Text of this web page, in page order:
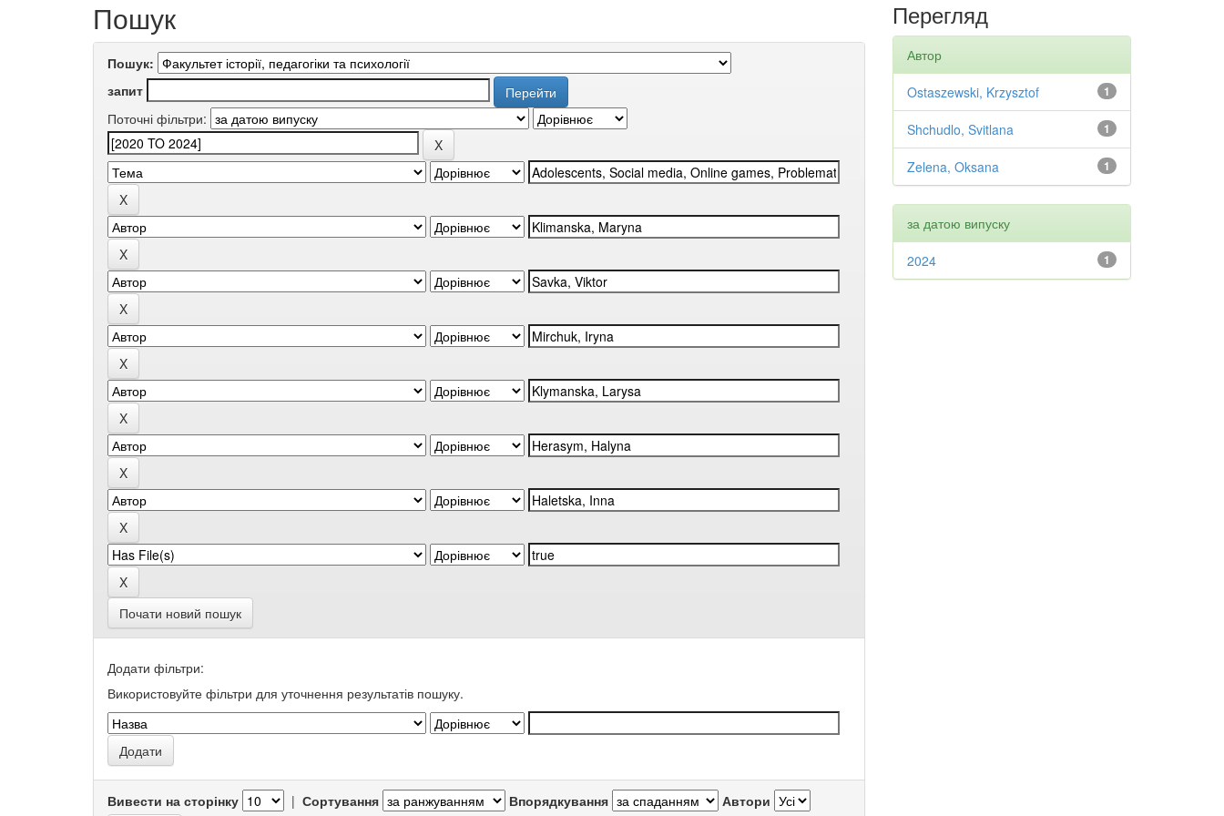
Пошук
Пошук:
запит
Поточні фільтри:
Почати новий пошук
Додати фільтри:
Використовуйте фільтри для уточнення результатів пошуку.
Вивести на сторінку | Сортування Впорядкування Автори
Перегляд
Автор
1
Ostaszewski, Krzysztof
1
Shchudlo, Svitlana
1
Zelena, Oksana
за датою випуску
1
2024